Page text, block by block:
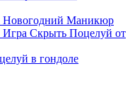
Новогодний Маникюр
Игра Скрыть Поцелуй от
в гондоле